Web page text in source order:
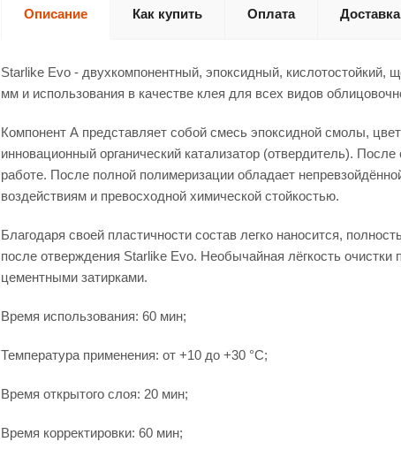
Описание Как купить Оплата Доставка
Starlike Evo - двухкомпонентный, эпоксидный,
мм и использования в качестве клея для всех видов
Компонент А представляет собой смесь эпоксидной смолы,
инновационный органический катализатор (отвердитель).
работе. После полной полимеризации обладает
воздействиям и превосходной химической стойкостью.
Благодаря своей пластичности состав легко наносится,
после отверждения Starlike Evo. Необычайная лёгкость
цементными затирками.
Время использования: 60 мин;
Температура применения: от +10 до +30 °С;
Время открытого слоя: 20 мин;
Время корректировки: 60 мин;